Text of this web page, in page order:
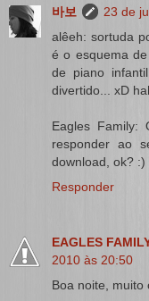
바보
23 de
alêeh: sortuda
é o esquema
de piano
divertido... xD
Eagles Family:
responder ao
download, ok? :)
Responder
EAGLES
2010 às 20:50
Boa noite, muito